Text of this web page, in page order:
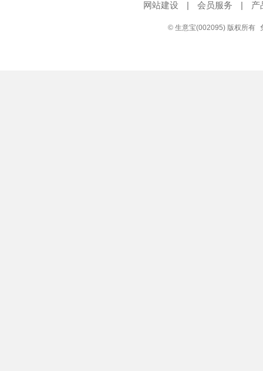
网站建设 | 会员服务 | 产
© 生意宝(002095) 版权所有